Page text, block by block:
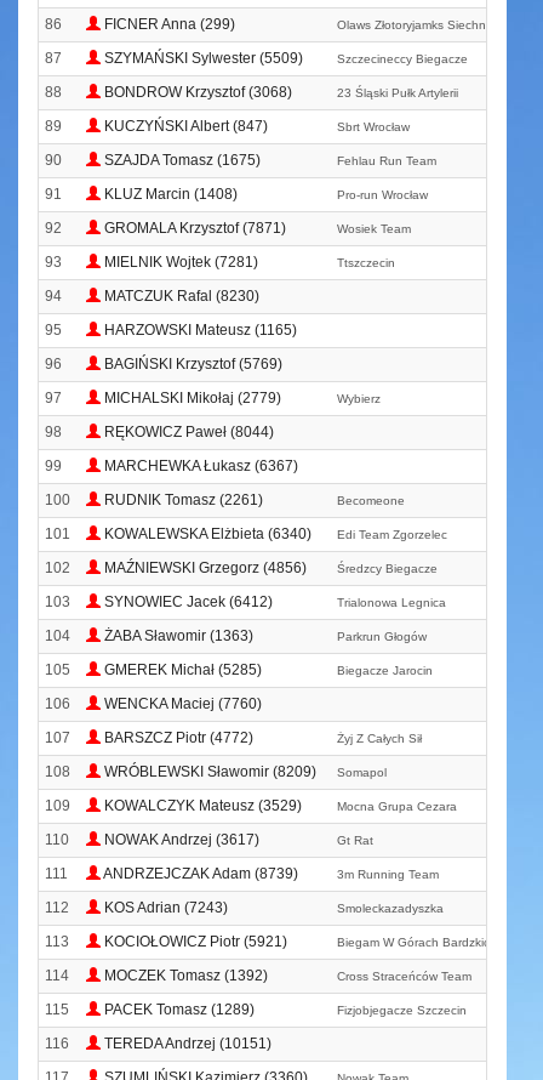
86 FICNER Anna (299) Olaws Złotoryjamks Siechnice
87 SZYMAŃSKI Sylwester (5509) Szczecineccy Biegacze
88 BONDROW Krzysztof (3068) 23 Śląski Pułk Artylerii
89 KUCZYŃSKI Albert (847) Sbrt Wrocław
90 SZAJDA Tomasz (1675) Fehlau Run Team
91 KLUZ Marcin (1408) Pro-run Wrocław
92 GROMALA Krzysztof (7871) Wosiek Team
93 MIELNIK Wojtek (7281) Ttszczecin
94
MATCZUK Rafal (8230)
95
HARZOWSKI Mateusz (1165)
96
BAGIŃSKI Krzysztof (5769)
97
MICHALSKI Mikołaj (2779) Wybierz
98
RĘKOWICZ Paweł (8044)
99
MARCHEWKA Łukasz (6367)
100
RUDNIK Tomasz (2261) Becomeone
101 KOWALEWSKA Elżbieta (6340) Edi Team Zgorzelec
102 MAŹNIEWSKI Grzegorz (4856) Średzcy Biegacze
103 SYNOWIEC Jacek (6412) Trialonowa Legnica
104 ŻABA Sławomir (1363) Parkrun Głogów
105 GMEREK Michał (5285) Biegacze Jarocin
106
WENCKA Maciej (7760)
107
BARSZCZ Piotr (4772) Żyj Z Całych Sił
108 WRÓBLEWSKI Sławomir (8209) Somapol
109 KOWALCZYK Mateusz (3529) Mocna Grupa Cezara
110 NOWAK Andrzej (3617) Gt Rat
111 ANDRZEJCZAK Adam (8739) 3m Running Team
112 KOS Adrian (7243) Smoleckazadyszka
113 KOCIOŁOWICZ Piotr (5921) Biegam W Górach Bardzkich
114 MOCZEK Tomasz (1392) Cross Straceńców Team
115 PACEK Tomasz (1289) Fizjobjegacze Szczecin
116
TEREDA Andrzej (10151)